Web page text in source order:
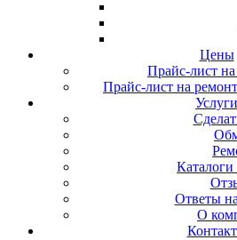
Цены
Прайс-лист
Прайс-лист на
Услуги
Каталоги
Ответы
О